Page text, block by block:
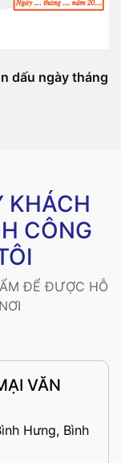
dấu ngày tháng
KHÁCH
CÔNG
ĐỂ ĐƯỢC HỖ
VĂN
Hưng, Bình